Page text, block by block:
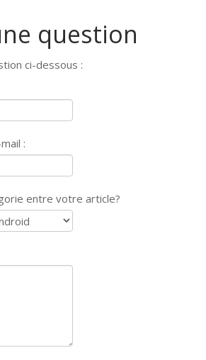
question
ci-dessous :
:
entre votre article?